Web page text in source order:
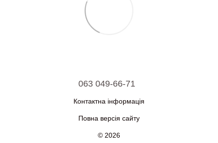
063 049-66-71
Контактна інформація
Повна версія сайту
© 2026